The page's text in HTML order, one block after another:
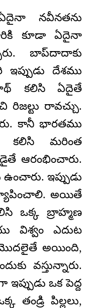
నవీనతను
కూడా ఏదైనా
బాప్‌దాదాకు
దేశము
కలిసి ఏదైతే
రావచ్చు.
కానీ భారతము
కలిసి మరింత
ఆరంభించారు.
ఇప్పుడు
వ్యాపించాలి. అయితే
ఒక్క బ్రాహ్మణ
విశ్వం ఎదుట
మొదలైతే అయింది,
వస్తున్నారు.
ఒక పెద్ద
తండ్రి పిల్లలు,